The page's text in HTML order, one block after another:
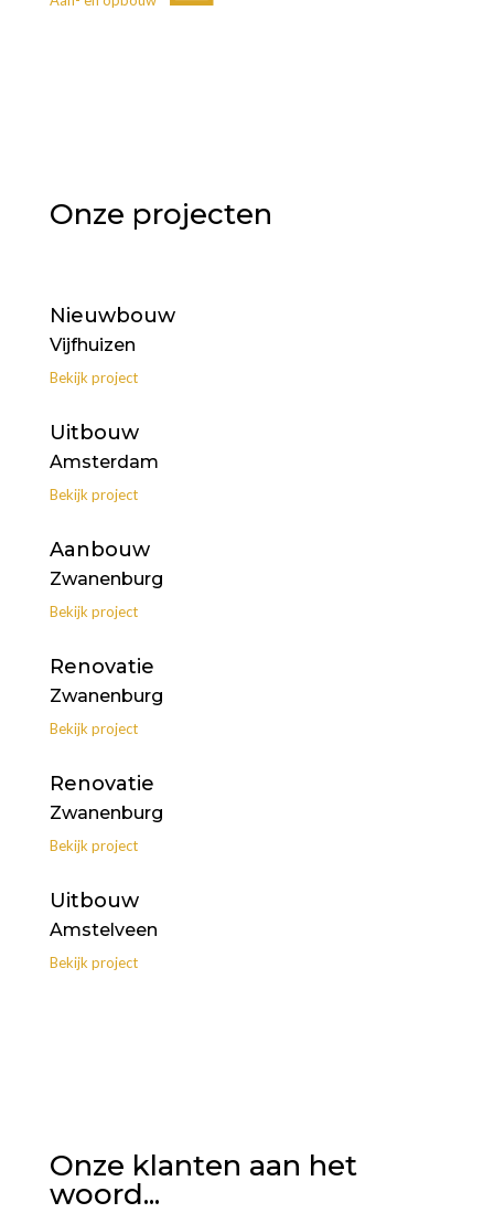
Onze projecten
Nieuwbouw
Vijfhuizen
Bekijk project
Uitbouw
Amsterdam
Bekijk project
Aanbouw
Zwanenburg
Bekijk project
Renovatie
Zwanenburg
Bekijk project
Renovatie
Zwanenburg
Bekijk project
Uitbouw
Amstelveen
Bekijk project
Onze klanten aan het
woord...